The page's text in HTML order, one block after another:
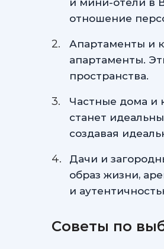
и мини-отели в
отношение
Апартаменты и
апартаменты.
пространства.
Частные дома и
станет
создавая
Дачи и
образ жизни,
и
Советы по